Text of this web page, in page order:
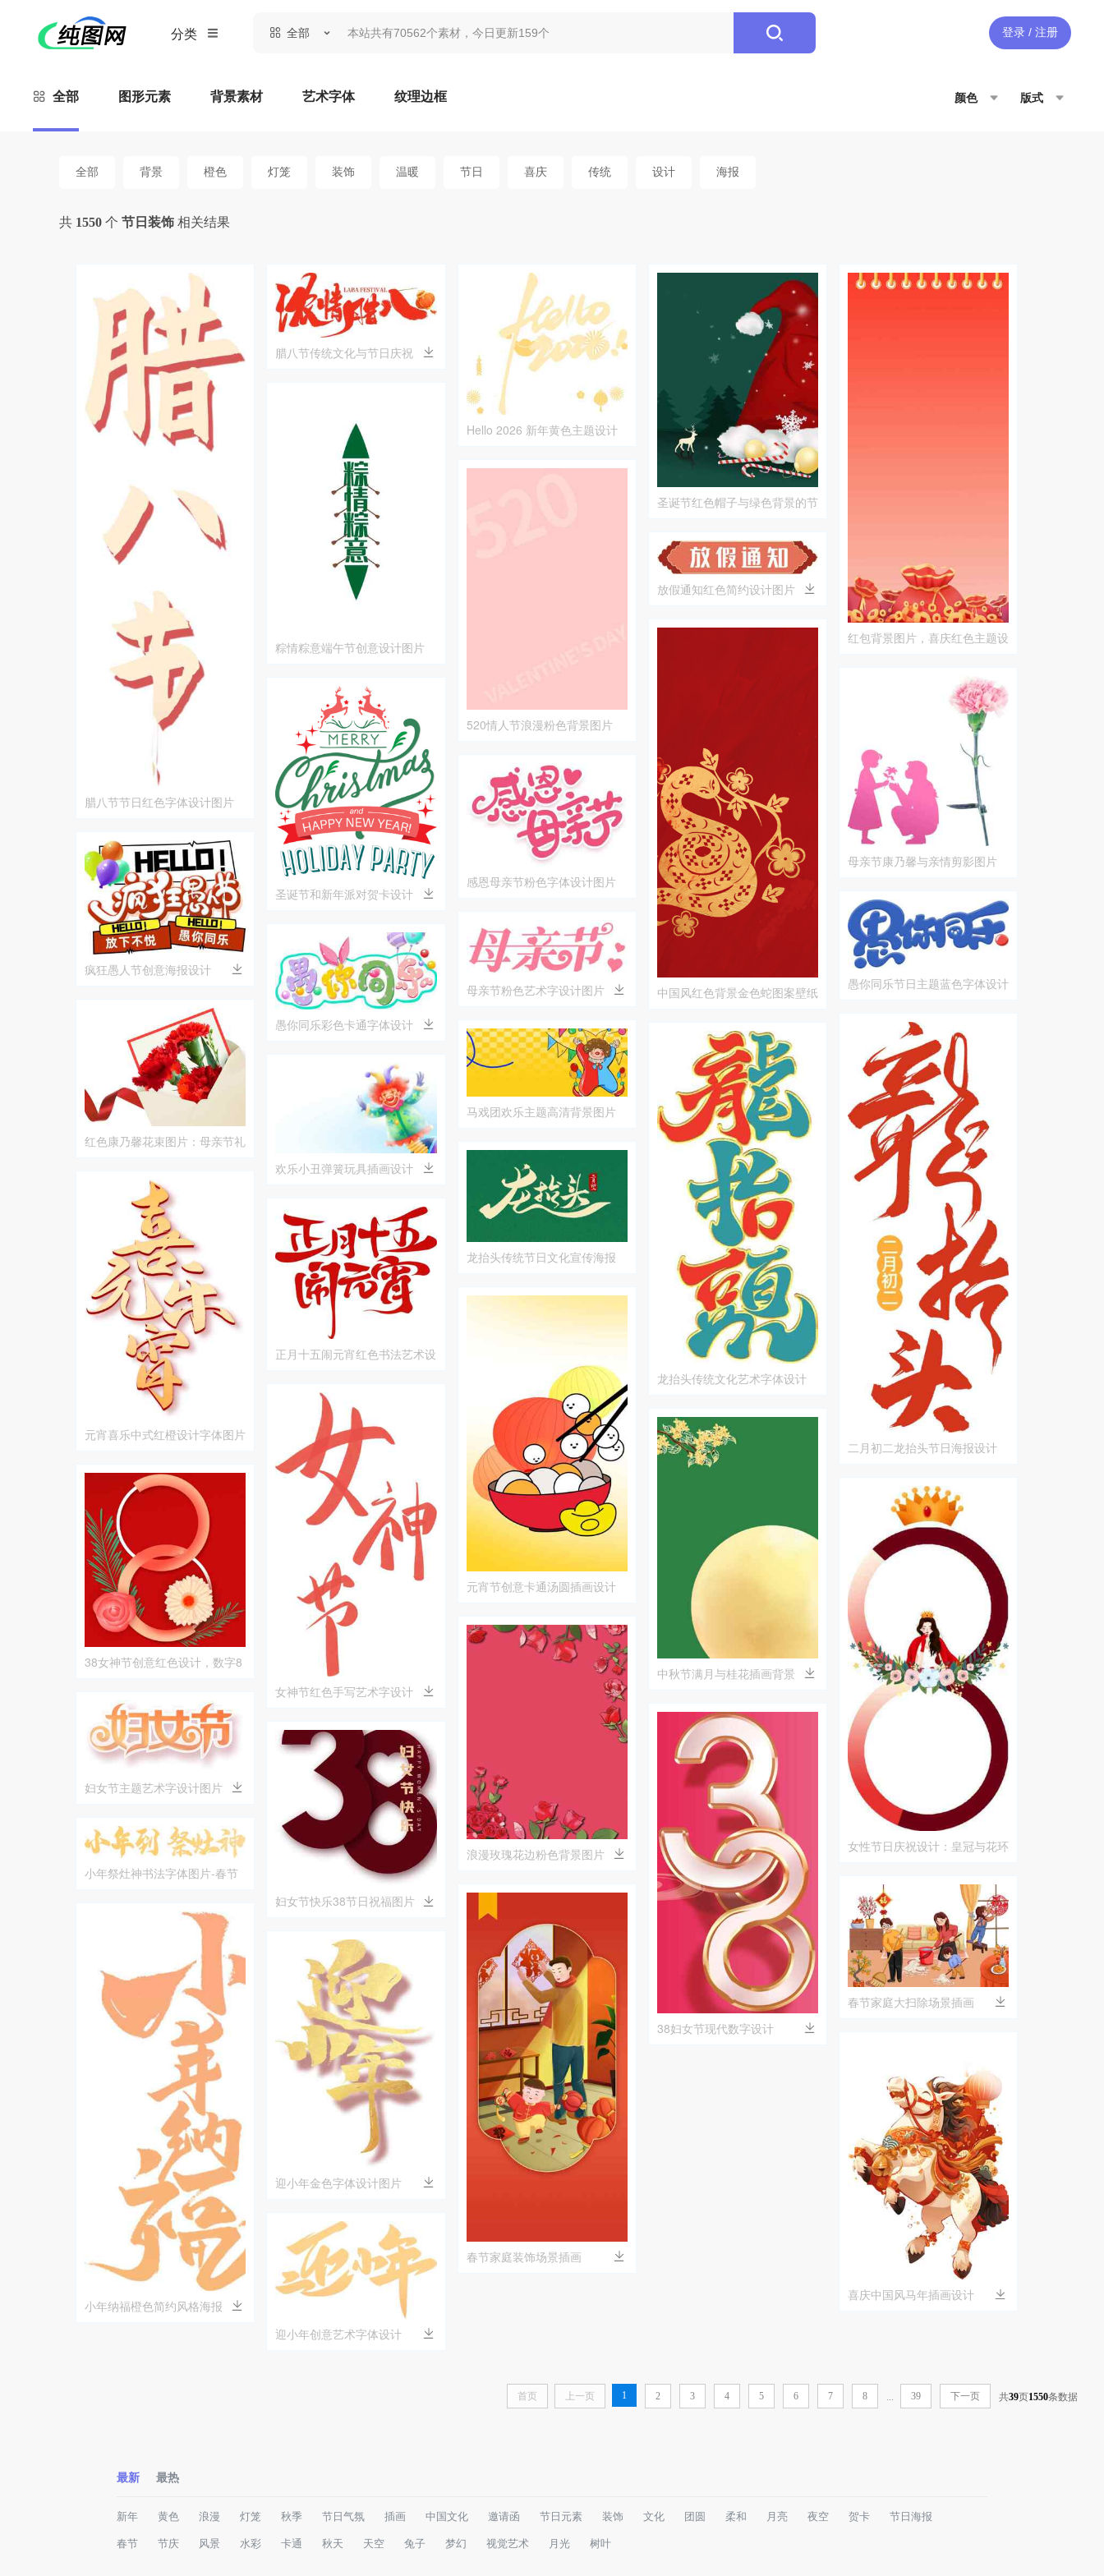
分类 全部 登录 / 注册
全部 图形元素 背景素材 艺术字体 纹理边框 颜色 版式
全部 背景 橙色 灯笼 装饰 温暖 节日 喜庆 传统 设计 海报
共 1550 个 节日装饰 相关结果
腊八节节日红色字体设计图片
疯狂愚人节创意海报设计
红色康乃馨花束图片：母亲节礼
元宵喜乐中式红橙设计字体图片
38女神节创意红色设计，数字8
妇女节主题艺术字设计图片
小年祭灶神书法字体图片-春节
小年纳福橙色简约风格海报
腊八节传统文化与节日庆祝
粽情粽意端午节创意设计图片
圣诞节和新年派对贺卡设计
愚你同乐彩色卡通字体设计
欢乐小丑弹簧玩具插画设计
正月十五闹元宵红色书法艺术设
女神节红色手写艺术字设计
妇女节快乐38节日祝福图片
迎小年金色字体设计图片
迎小年创意艺术字体设计
Hello 2026 新年黄色主题设计
520情人节浪漫粉色背景图片
感恩母亲节粉色字体设计图片
母亲节粉色艺术字设计图片
马戏团欢乐主题高清背景图片
龙抬头传统节日文化宣传海报
元宵节创意卡通汤圆插画设计
浪漫玫瑰花边粉色背景图片
春节家庭装饰场景插画
圣诞节红色帽子与绿色背景的节
放假通知红色简约设计图片
中国风红色背景金色蛇图案壁纸
龙抬头传统文化艺术字体设计
中秋节满月与桂花插画背景
38妇女节现代数字设计
红包背景图片，喜庆红色主题设
母亲节康乃馨与亲情剪影图片
愚你同乐节日主题蓝色字体设计
二月初二龙抬头节日海报设计
女性节日庆祝设计：皇冠与花环
春节家庭大扫除场景插画
喜庆中国风马年插画设计
首页 上一页 1 2 3 4 5 6 7 8 ... 39 下一页 共39页1550条数据
最新 最热
新年 黄色 浪漫 灯笼 秋季 节日气氛 插画 中国文化 邀请函 节日元素 装饰 文化 团圆 柔和 月亮 夜空 贺卡 节日海报
春节 节庆 风景 水彩 卡通 秋天 天空 兔子 梦幻 视觉艺术 月光 树叶